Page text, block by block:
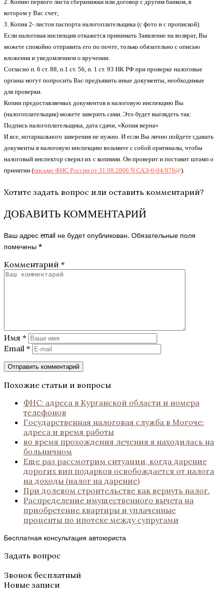
2. Копию первого листа сберкнижки или договор с другим банком, в
котором у Вас счет;
3. Копия 2- листов паспорта налогоплательщика (с фото и с пропиской).
Если налоговая инспекция откажется принимать Заявление на возврат, Вы
можете спокойно отправить его по почте, только обязательно с описью
вложения и уведомлением о вручении.
Согласно п. 6 ст. 88, п.1 ст. 56, п. 1 ст. 93 НК РФ при проверке налоговые
органы могут попросить Вас предъявить иные документы, необходимые
для проверки.
Копии предоставляемых документов в налоговую инспекцию Вы
(налогоплательщик) можете заверить сами. Это будет выглядеть так:
Подпись налогоплательщика, дата сдачи, «Копия верна»
И все, нотариального заверения не нужно. И если Вы лично пойдете сдавать
документы в налоговую инспекцию возьмите с собой оригиналы, чтобы
налоговый инспектор сверил их с копиями. Он проверит и поставит штамп о
принятии (письмо ФНС России от 31.08.2006 N САЭ-6-04/876@).
Хотите задать вопрос или оставить комментарий?
ДОБАВИТЬ КОММЕНТАРИЙ
Ваш адрес email не будет опубликован. Обязательные поля
помечены *
Комментарий *
Имя *
Email *
Похожие статьи и вопросы
ФНС: адреса в Курганской области и номера
телефонов
Государственная налоговая служба в Могоче:
адреса и время работы
во время прохождения лечения я находилась на
больничном
Еще раз рассмотрим ситуации, когда дарение
дорогих вип подарков освобождается от налога
на доходы (налог на дарение)
При долевом строительстве как вернуть налог.
Распределение имущественного вычета на
приобретение квартиры и уплаченные
проценты по ипотеке между супругами
Бесплатная консультация автоюриста
Задать вопрос
Звонок бесплатный
Новые записи